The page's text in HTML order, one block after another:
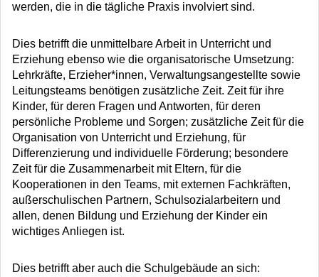
werden, die in die tägliche Praxis involviert sind.
Dies betrifft die unmittelbare Arbeit in Unterricht und
Erziehung ebenso wie die organisatorische Umsetzung:
Lehrkräfte, Erzieher*innen, Verwaltungsangestellte sowie
Leitungsteams benötigen zusätzliche Zeit. Zeit für ihre
Kinder, für deren Fragen und Antworten, für deren
persönliche Probleme und Sorgen; zusätzliche Zeit für die
Organisation von Unterricht und Erziehung, für
Differenzierung und individuelle Förderung; besondere
Zeit für die Zusammenarbeit mit Eltern, für die
Kooperationen in den Teams, mit externen Fachkräften,
außerschulischen Partnern, Schulsozialarbeitern und
allen, denen Bildung und Erziehung der Kinder ein
wichtiges Anliegen ist.
Dies betrifft aber auch die Schulgebäude an sich: